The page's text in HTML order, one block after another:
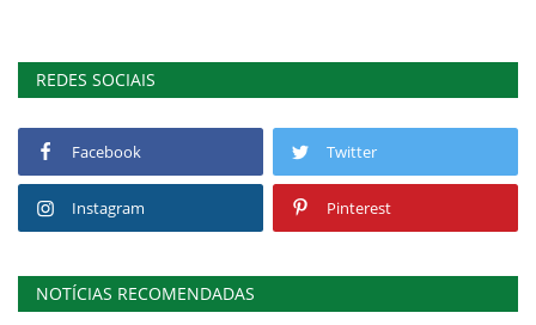
REDES SOCIAIS
Facebook Twitter
Instagram Pinterest
NOTÍCIAS RECOMENDADAS